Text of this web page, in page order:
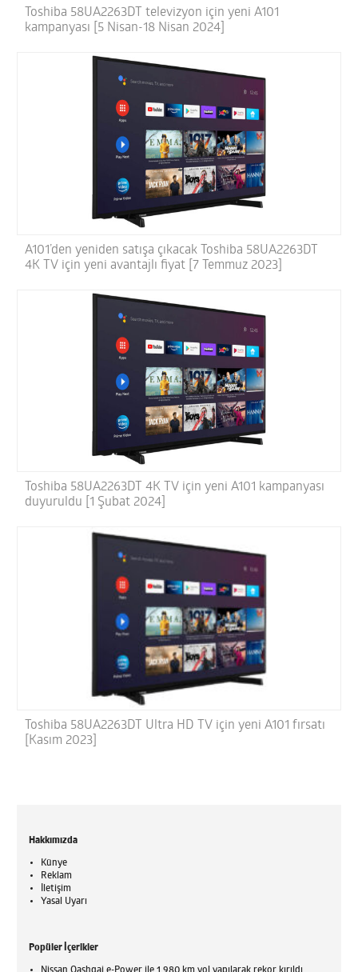
Toshiba 58UA2263DT televizyon için yeni A101
kampanyası [5 Nisan-18 Nisan 2024]
A101’den yeniden satışa çıkacak Toshiba 58UA2263DT
4K TV için yeni avantajlı fiyat [7 Temmuz 2023]
Toshiba 58UA2263DT 4K TV için yeni A101 kampanyası
duyuruldu [1 Şubat 2024]
Toshiba 58UA2263DT Ultra HD TV için yeni A101 fırsatı
[Kasım 2023]
Hakkımızda
Künye
Reklam
İletişim
Yasal Uyarı
Popüler İçerikler